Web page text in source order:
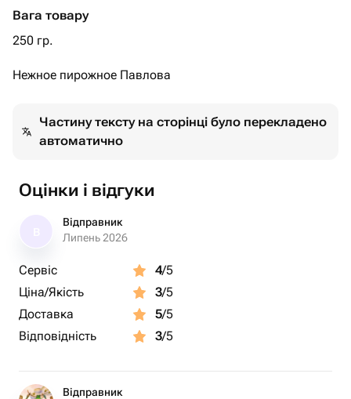
Вага товару
250 гр.
Нежное пирожное Павлова
Частину тексту на сторінці було перекладено
автоматично
Оцінки і відгуки
Відправник
Липень 2026
Сервіс 4/5
Ціна/Якість
3/5
Доставка
5/5
Відповідність
3/5
Відправник